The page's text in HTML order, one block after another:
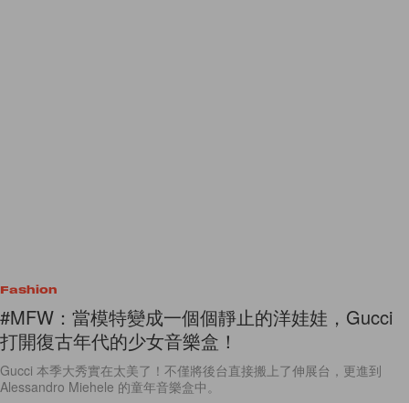
Fashion
#MFW：當模特變成一個個靜止的洋娃娃，Gucci
打開復古年代的少女音樂盒！
Gucci 本季大秀實在太美了！不僅將後台直接搬上了伸展台，更進到
Alessandro Miehele 的童年音樂盒中。